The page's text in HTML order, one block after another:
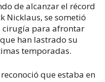
de alcanzar el récord
Nicklaus, se sometió
cirugía para afrontar
han lastrado su
temporadas.
que estaba en